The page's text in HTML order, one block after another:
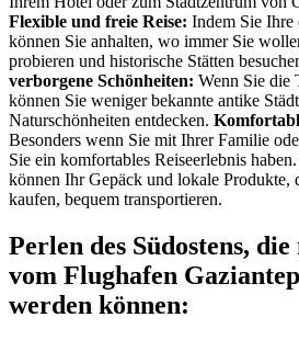
Flexible und freie Reise: Indem Sie Ihre
können Sie anhalten, wo immer Sie
probieren und historische Stätten
verborgene Schönheiten: Wenn Sie die
können Sie weniger bekannte antike
Naturschönheiten entdecken.
Besonders wenn Sie mit Ihrer Familie
Sie ein komfortables Reiseerlebnis haben.
können Ihr Gepäck und lokale Produkte,
kaufen, bequem transportieren.
Perlen des Südostens,
vom Flughafen
werden können: